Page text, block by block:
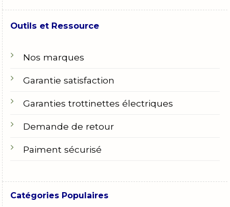
Outils et Ressource
Nos marques
Garantie satisfaction
Garanties trottinettes électriques
Demande de retour
Paiment sécurisé
Catégories Populaires